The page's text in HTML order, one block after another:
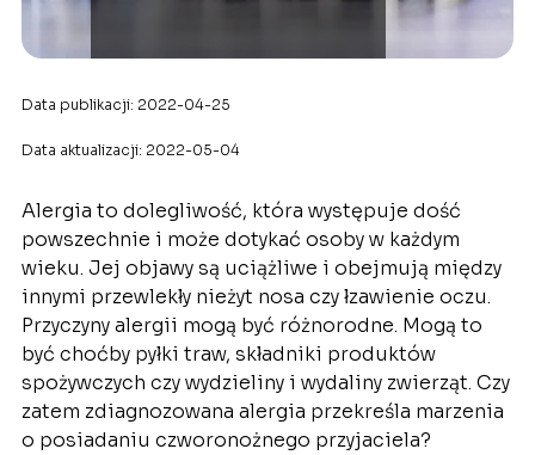
Data publikacji: 2022-04-25
Data aktualizacji: 2022-05-04
Alergia to dolegliwość, która występuje dość
powszechnie i może dotykać osoby w każdym
wieku. Jej objawy są uciążliwe i obejmują między
innymi przewlekły nieżyt nosa czy łzawienie oczu.
Przyczyny alergii mogą być różnorodne. Mogą to
być choćby pyłki traw, składniki produktów
spożywczych czy wydzieliny i wydaliny zwierząt. Czy
zatem zdiagnozowana alergia przekreśla marzenia
o posiadaniu czworonożnego przyjaciela?